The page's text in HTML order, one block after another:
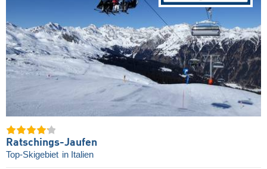
Ratschings-Jaufen
Top-Skigebiet in Italien